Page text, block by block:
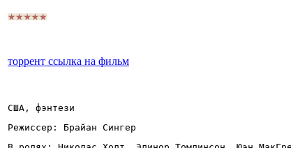
торрент ссылка на фильм
США, фэнтези
Режиссер: Брайан Сингер